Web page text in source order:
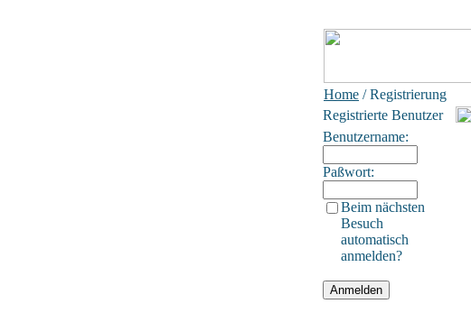
Home / Registrierung
Registrierte Benutzer
Benutzername:
Paßwort:
Beim nächsten
Besuch
automatisch
anmelden?